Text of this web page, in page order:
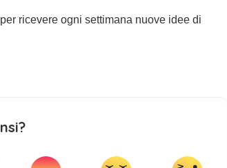
per ricevere ogni settimana nuove idee di